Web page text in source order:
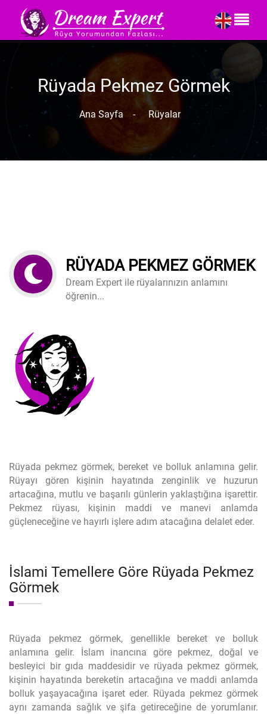
Rüyada Pekmez Görmek
Ana Sayfa - Rüyalar
RÜYADA PEKMEZ GÖRMEK
Dream Expert ile rüyalarınızın anlamını
öğrenin...
Rüyada pekmez görmek, bereket ve bolluk anlamına gelir.
Rüyayı gören kişinin hayatında zenginlik ve huzurun
artacağına, mutlu ve başarılı günlerin yaklaştığına işarettir.
Pekmez rüyası, kişinin maddi ve manevi anlamda
güçleneceğine ve hayırlı işlere adım atacağına delalet eder.
İslami Temellere Göre Rüyada Pekmez
Görmek
Rüyada pekmez görmek, genellikle bereket ve bolluk
anlamına gelir. İslam inancına göre pekmez, doğal ve
besleyici bir gıda maddesidir ve rüyada pekmez görmek,
kişinin hayatında bereketin artacağına ve maddi anlamda
bolluk yaşayacağına işaret eder. Rüyada pekmez görmek
aynı zamanda sağlık ve şifa getireceğine de yorumlanır.